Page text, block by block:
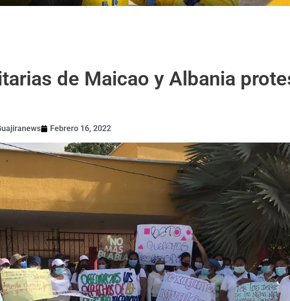
de Maicao y Albania
Febrero 16, 2022